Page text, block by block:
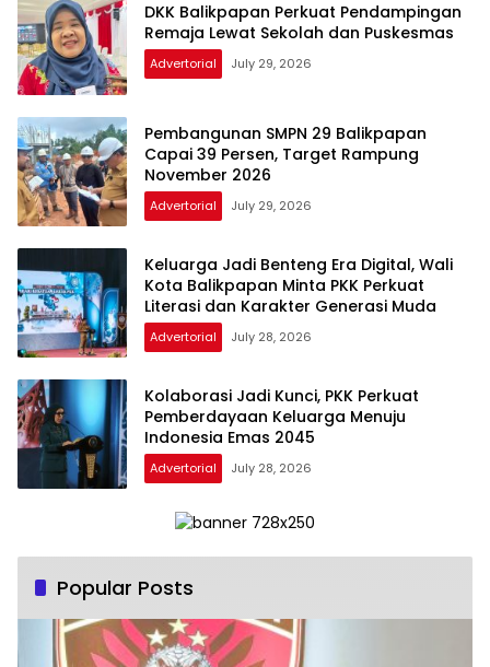
DKK Balikpapan Perkuat Pendampingan
Remaja Lewat Sekolah dan Puskesmas
Advertorial July 29, 2026
Pembangunan SMPN 29 Balikpapan
Capai 39 Persen, Target Rampung
November 2026
Advertorial July 29, 2026
Keluarga Jadi Benteng Era Digital, Wali
Kota Balikpapan Minta PKK Perkuat
Literasi dan Karakter Generasi Muda
Advertorial July 28, 2026
Kolaborasi Jadi Kunci, PKK Perkuat
Pemberdayaan Keluarga Menuju
Indonesia Emas 2045
Advertorial July 28, 2026
Popular Posts